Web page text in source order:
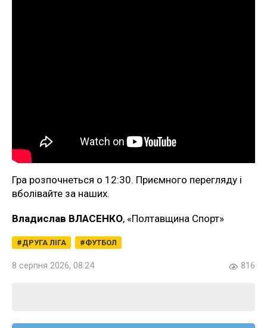
Гра розпочнеться о 12:30. Приємного перегляду і
вболівайте за наших.
Владислав ВЛАСЕНКО, «Полтавщина Спорт»
ДРУГА ЛІГА ФУТБОЛ
8 серпня 2026, 08:24 816